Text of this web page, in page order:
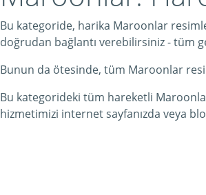
Bu kategoride, harika Maroonlar
doğrudan bağlantı verebilirsiniz - tüm
Bunun da ötesinde, tüm Maroonlar
Bu kategorideki tüm hareketli
hizmetimizi internet sayfanızda veya